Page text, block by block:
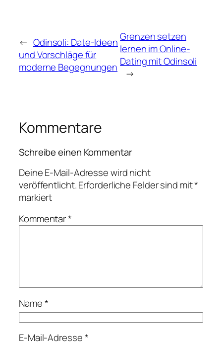
← Odinsoli: Date-Ideen
und Vorschläge für
moderne Begegnungen
Grenzen setzen
lernen im Online-
Dating mit Odinsoli
→
Kommentare
Schreibe einen Kommentar
Deine E-Mail-Adresse wird nicht
veröffentlicht.Erforderliche Felder sind mit*
markiert
Kommentar*
Name*
E-Mail-Adresse*